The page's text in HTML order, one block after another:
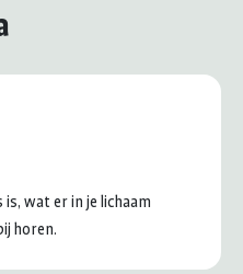
wat er in je lichaam
horen.